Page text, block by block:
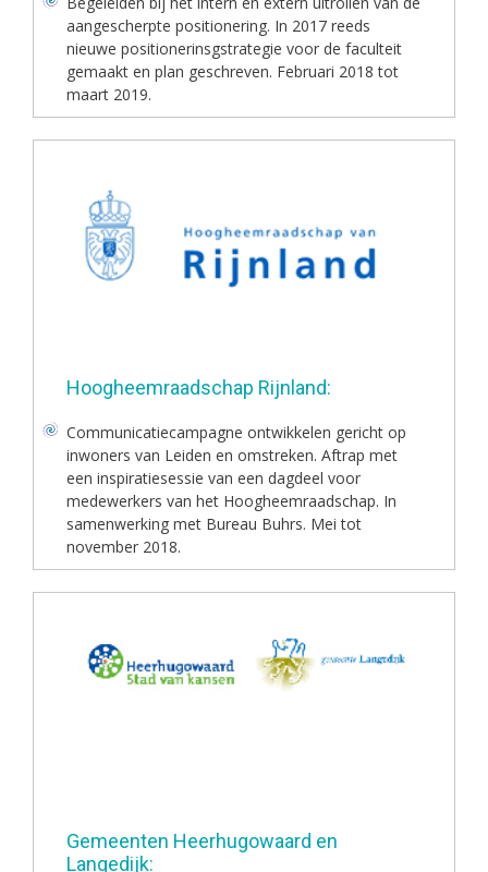
aangescherpte positionering. In 2017 reeds
nieuwe positionerinsgstrategie voor de faculteit
gemaakt en plan geschreven. Februari 2018 tot
maart 2019.
Hoogheemraadschap Rijnland:
Communicatiecampagne ontwikkelen gericht op
inwoners van Leiden en omstreken. Aftrap met
een inspiratiesessie van een dagdeel voor
medewerkers van het Hoogheemraadschap. In
samenwerking met Bureau Buhrs. Mei tot
november 2018.
Gemeenten Heerhugowaard en
Langedijk: